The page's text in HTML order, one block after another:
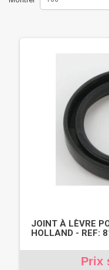
JOINT À LÈVRE
HOLLAND - REF:
Prix